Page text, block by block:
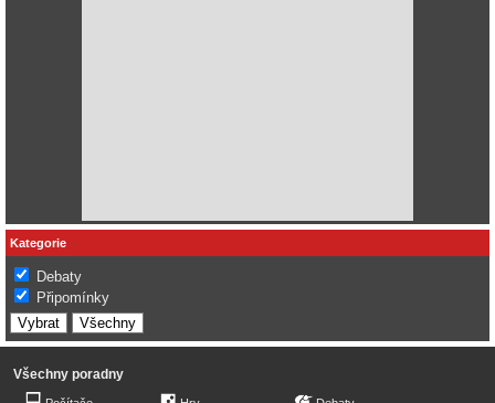
Kategorie
Debaty
Připomínky
Všechny poradny